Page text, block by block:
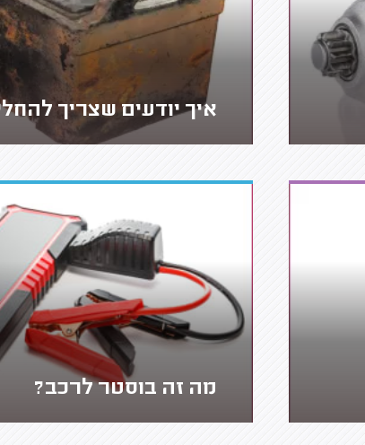
איך יודעים שצריך
מה זה בוסטר לרכב?